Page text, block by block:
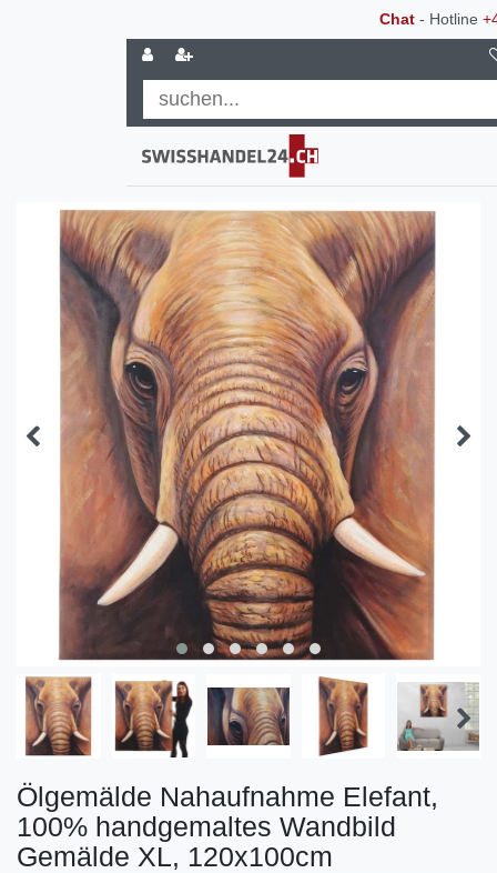
Chat- Hotline
Ölgemälde Nahaufnahme Elefant,
100% handgemaltes Wandbild
Gemälde XL, 120x100cm